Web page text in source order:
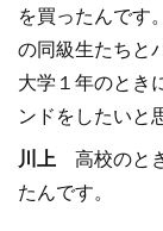
を買ったんです
の同級生たちと
大学１年のとき
ンドをしたいと
川上 高校のと
たんです。